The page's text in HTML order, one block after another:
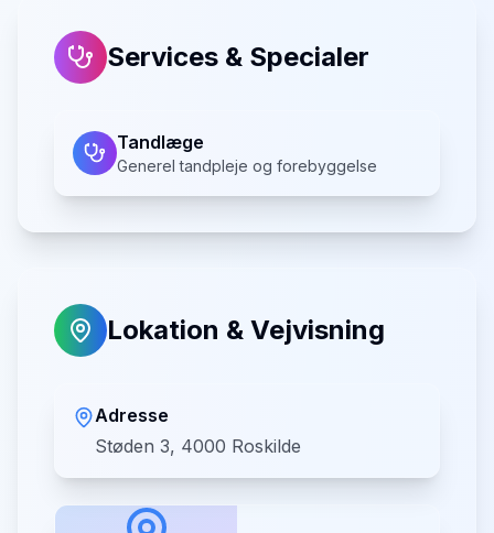
Services & Specialer
Tandlæge
Generel tandpleje og forebyggelse
Lokation & Vejvisning
Adresse
Støden 3, 4000 Roskilde